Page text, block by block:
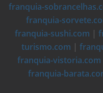
franquia-
franquia-
franquia-sushi.com |
turismo.com |
franquia-vistoria.com
franquia-